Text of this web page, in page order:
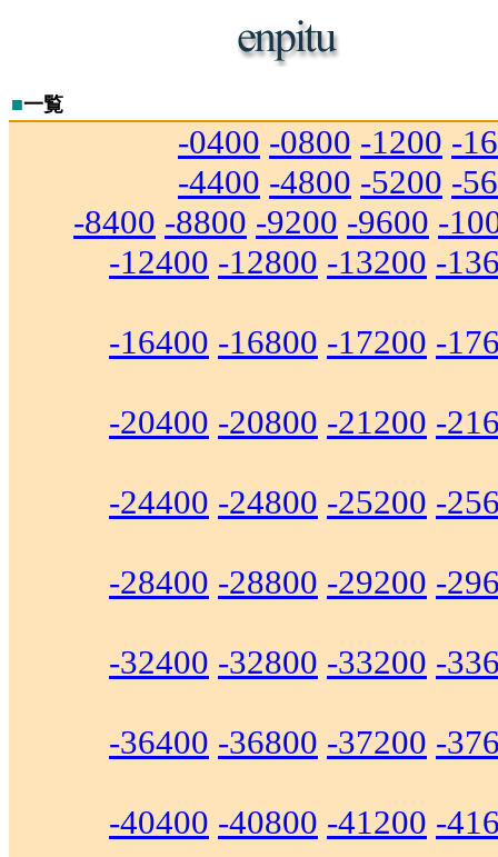
■一覧
-0400 -0800 -1200 -
-4400 -4800 -5200 -
-8400 -8800 -9200 -9600 -
-12400 -12800 -13200 -
-16400 -16800 -17200 -
-20400 -20800 -21200 -
-24400 -24800 -25200 -
-28400 -28800 -29200 -
-32400 -32800 -33200 -
-36400 -36800 -37200 -
-40400 -40800 -41200 -